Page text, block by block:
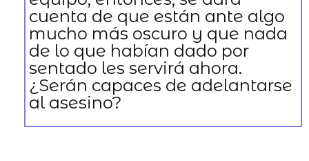
cuenta de que están ante algo
mucho más oscuro y que nada
de lo que habían dado por
sentado les servirá ahora.
¿Serán capaces de adelantarse
al asesino?